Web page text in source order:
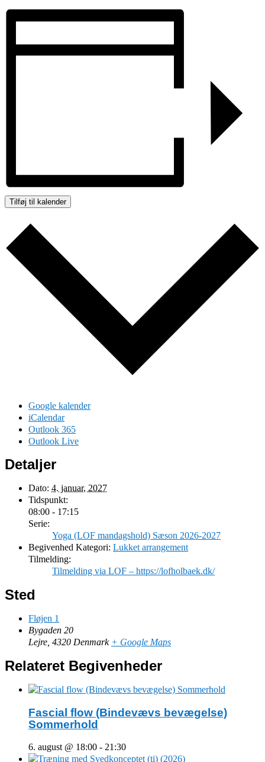
Tilføj til kalender
Google kalender
iCalendar
Outlook 365
Outlook Live
Detaljer
Dato: 4. januar, 2027
Tidspunkt:
08:00 - 17:15
Serie:
Yoga (LOF mandagshold) Sæson 2026-2027
Begivenhed Kategori: Lukket arrangement
Tilmelding:
Tilmelding via LOF – https://lofholbaek.dk/
Sted
Fløjen 1
Bygaden 20
Lejre 4320 Denmark + Google Maps
Relateret Begivenheder
Fascial flow (Bindevævs bevægelse)
Sommerhold
6. august @ 18:00 - 21:30